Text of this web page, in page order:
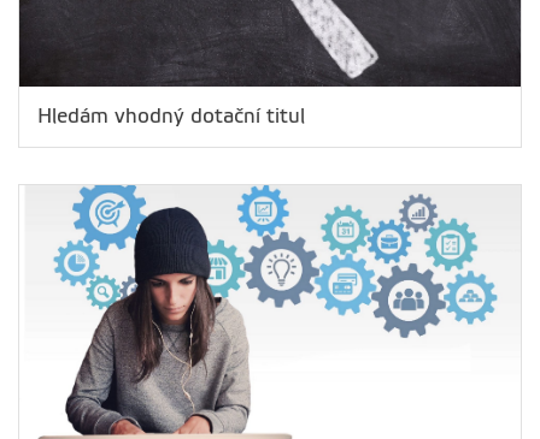
Hledám vhodný dotační titul